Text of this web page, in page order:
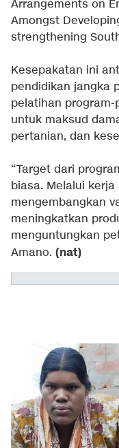
Arrangements on
Amongst
strengthening
Kesepakatan ini
pendidikan jangka
pelatihan
untuk maksud
pertanian, dan
“Target dari
biasa. Melalui
mengembangkan
meningkatkan
menguntungkan
Amano. (nat)